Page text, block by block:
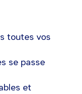
toutes vos
se passe
et